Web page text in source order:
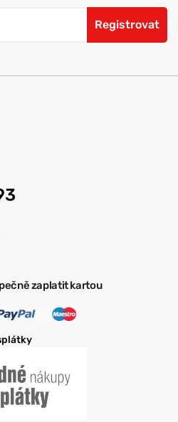
Registrovat
zaplatit kartou